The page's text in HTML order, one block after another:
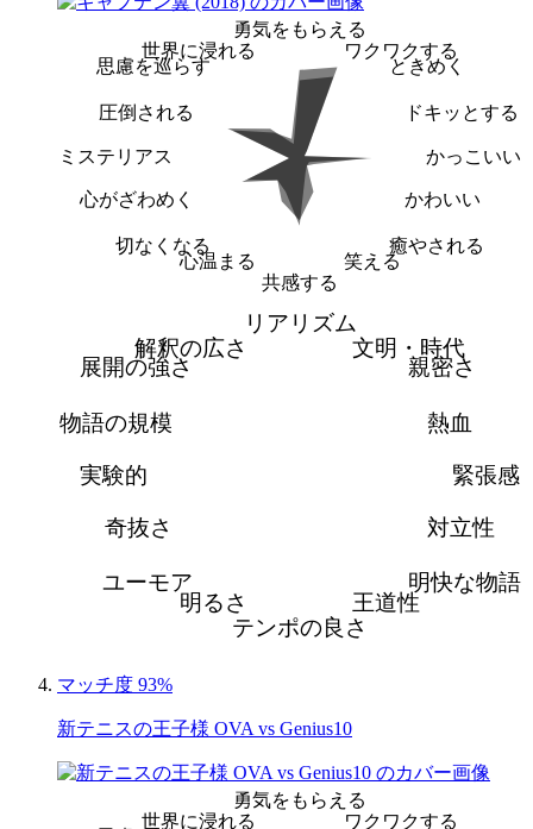
勇気をもらえる
ワクワクする
ときめく
ドキッとする
かっこいい
かわいい
癒やされる
笑える
共感する
心温まる
切なくなる
心がざわめく
ミステリアス
圧倒される
思慮を巡らす
世界に浸れる
リアリズム
文明・時代
親密さ
熱血
緊張感
対立性
明快な物語
王道性
テンポの良さ
明るさ
ユーモア
奇抜さ
実験的
物語の規模
展開の強さ
解釈の広さ
マッチ度 93%
新テニスの王子様 OVA vs Genius10
勇気をもらえる
ワクワクする
世界に浸れる